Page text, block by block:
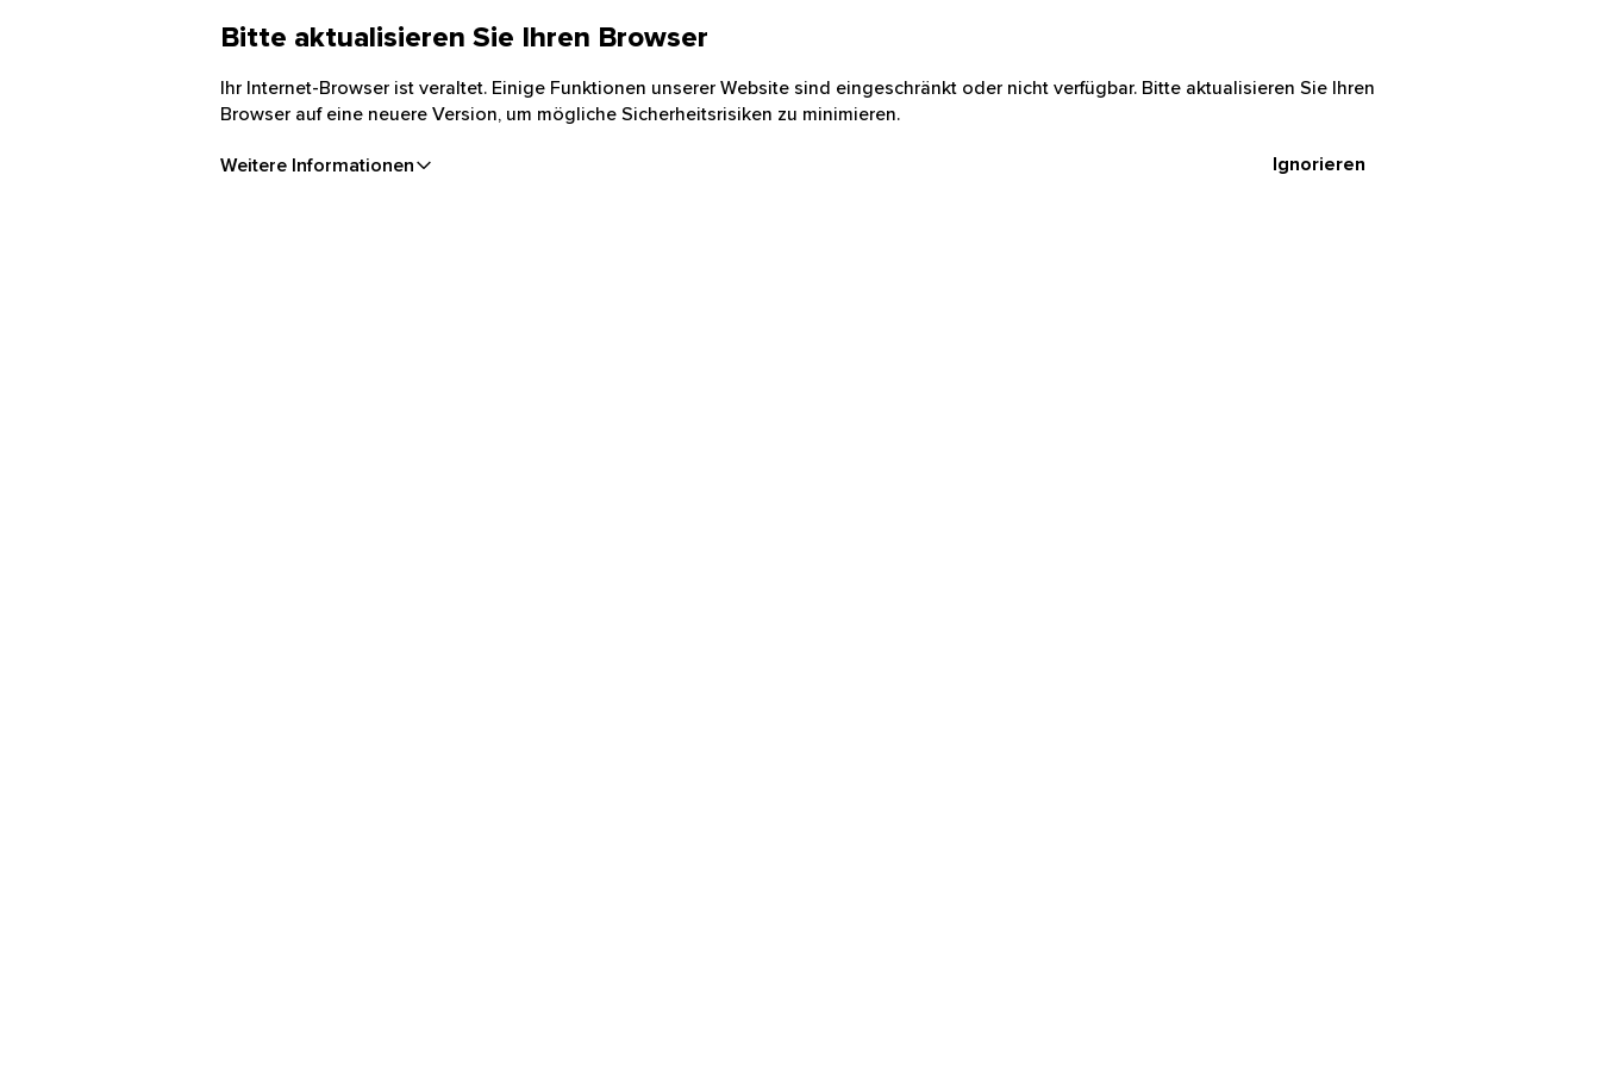
Bitte aktualisieren Sie Ihren Browser
Ihr Internet-Browser ist veraltet. Einige Funktionen unserer Website sind eingeschränkt oder nicht verfügbar. Bitte aktualisieren Sie Ihren
Browser auf eine neuere Version, um mögliche Sicherheitsrisiken zu minimieren.
Weitere Informationen Ignorieren